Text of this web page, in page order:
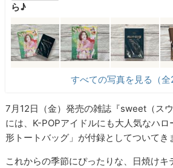
ら♪
すべての写真を見る（全
7月12日（金）発売の雑誌『sweet（ス
には、K-POPアイドルにも大人気なハ
形トートバッグ」が付録としてついてき
これからの季節にぴったりな、日焼けキ